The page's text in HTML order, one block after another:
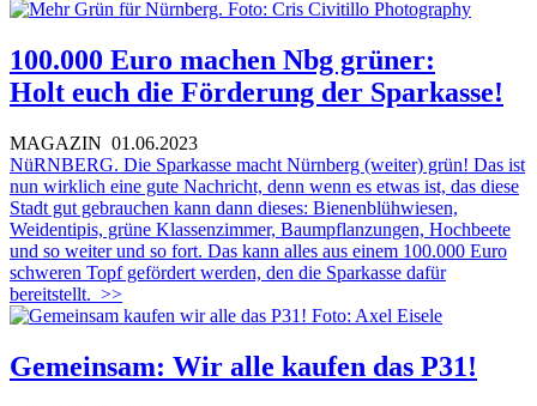
100.000 Euro machen Nbg grüner:
Holt euch die Förderung der Sparkasse!
MAGAZIN 01.06.2023
NüRNBERG. Die Sparkasse macht Nürnberg (weiter) grün! Das ist
nun wirklich eine gute Nachricht, denn wenn es etwas ist, das diese
Stadt gut gebrauchen kann dann dieses: Bienenblühwiesen,
Weidentipis, grüne Klassenzimmer, Baumpflanzungen, Hochbeete
und so weiter und so fort. Das kann alles aus einem 100.000 Euro
schweren Topf gefördert werden, den die Sparkasse dafür
bereitstellt. >>
Gemeinsam: Wir alle kaufen das P31!